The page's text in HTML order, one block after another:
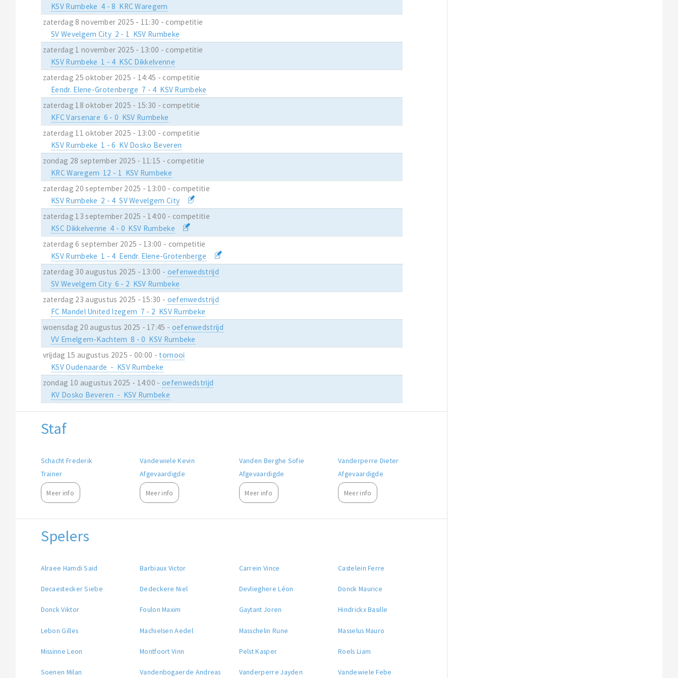
KSV Rumbeke 4 - 8 KRC Waregem
zaterdag 8 november 2025 - 11:30 - competitie
SV Wevelgem City 2 - 1 KSV Rumbeke
zaterdag 1 november 2025 - 13:00 - competitie
KSV Rumbeke 1 - 4 KSC Dikkelvenne
zaterdag 25 oktober 2025 - 14:45 - competitie
Eendr. Elene-Grotenberge 7 - 4 KSV Rumbeke
zaterdag 18 oktober 2025 - 15:30 - competitie
KFC Varsenare 6 - 0 KSV Rumbeke
zaterdag 11 oktober 2025 - 13:00 - competitie
KSV Rumbeke 1 - 6 KV Dosko Beveren
zondag 28 september 2025 - 11:15 - competitie
KRC Waregem 12 - 1 KSV Rumbeke
zaterdag 20 september 2025 - 13:00 - competitie
KSV Rumbeke 2 - 4 SV Wevelgem City
zaterdag 13 september 2025 - 14:00 - competitie
KSC Dikkelvenne 4 - 0 KSV Rumbeke
zaterdag 6 september 2025 - 13:00 - competitie
KSV Rumbeke 1 - 4 Eendr. Elene-Grotenberge
zaterdag 30 augustus 2025 - 13:00 - oefenwedstrijd
SV Wevelgem City 6 - 2 KSV Rumbeke
zaterdag 23 augustus 2025 - 15:30 - oefenwedstrijd
FC Mandel United Izegem 7 - 2 KSV Rumbeke
woensdag 20 augustus 2025 - 17:45 - oefenwedstrijd
VV Emelgem-Kachtem 8 - 0 KSV Rumbeke
vrijdag 15 augustus 2025 - 00:00 - tornooi
KSV Oudenaarde - KSV Rumbeke
zondag 10 augustus 2025 - 14:00 - oefenwedstrijd
KV Dosko Beveren - KSV Rumbeke
Staf
Schacht Frederik
Trainer
Meer info
Vandewiele Kevin
Afgevaardigde
Meer info
Vanden Berghe Sofie
Afgevaardigde
Meer info
Vanderperre Dieter
Afgevaardigde
Meer info
Spelers
Alraee Hamdi Said Barbiaux Victor Carrein Vince Castelein Ferre
Decaestecker Siebe Dedeckere Niel Devlieghere Léon Donck Maurice
Donck Viktor Foulon Maxim Gaytant Joren Hindrickx Basille
Lebon Gilles Machielsen Aedel Masschelin Rune Masselus Mauro
Missinne Leon Montfoort Vinn Pelst Kasper Roels Liam
Soenen Milan Vandenbogaerde Andreas Vanderperre Jayden Vandewiele Febe